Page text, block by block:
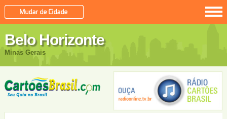
Belo Horizonte
Minas Gerais